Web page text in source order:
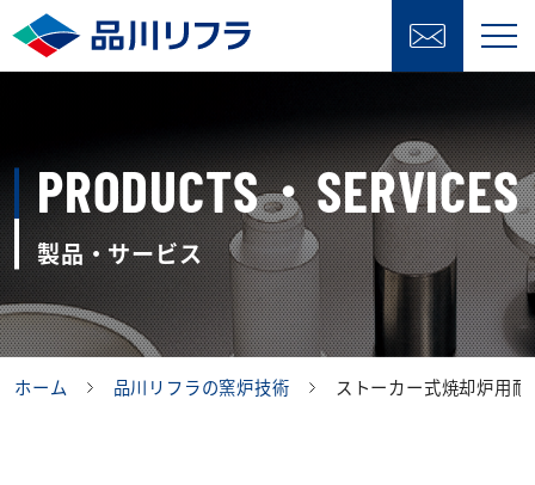
PRODUCTS・SERVICES
製品・サービス
ホーム 品川リフラの窯炉技術 ストーカー式焼却炉用耐